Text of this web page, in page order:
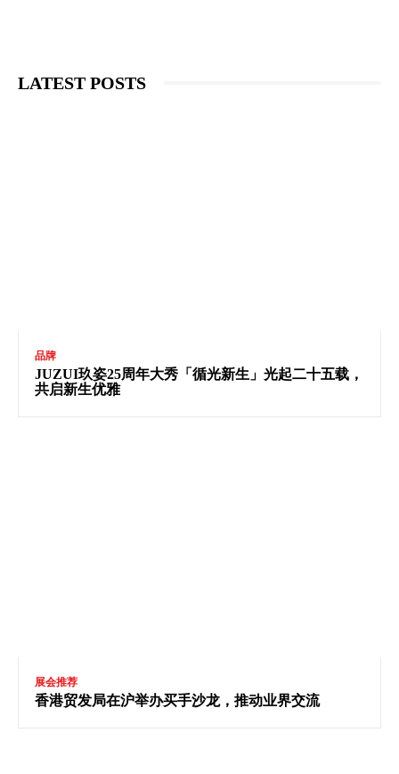
LATEST POSTS
品牌
JUZUI玖姿25周年大秀「循光新生」光起二十五载，
共启新生优雅
展会推荐
香港贸发局在沪举办买手沙龙，推动业界交流